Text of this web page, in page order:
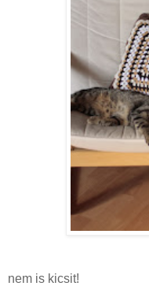
nem is kicsit!